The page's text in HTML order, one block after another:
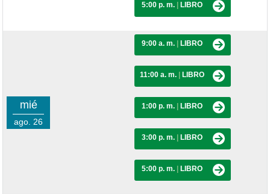
5:00 p. m. LIBRO
mié
ago. 26
9:00 a. m. LIBRO
11:00 a. m. LIBRO
1:00 p. m. LIBRO
3:00 p. m. LIBRO
5:00 p. m. LIBRO